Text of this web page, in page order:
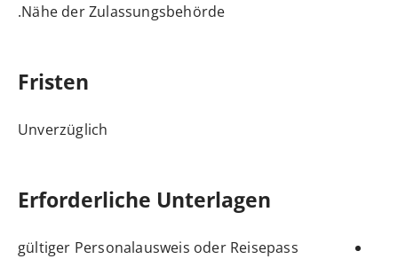
Nähe der Zulassungsbehörde.
Fristen
Unverzüglich
Erforderliche Unterlagen
gültiger Personalausweis oder Reisepass